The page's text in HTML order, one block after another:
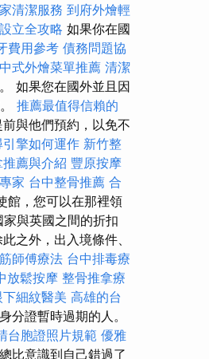
清潔服務 到府外燴輕
立全攻略 如果你在國
費用參考 債務問題協
式外燴菜單推薦 清潔
如果您在國外並且因
推薦最值得信賴的
與他們預約，以免不
引擎如何運作 新竹整
薦與介紹 豐原按摩
家 台中整骨推薦 合
館，您可以在那裡領
與英國之間的折扣
之外，出入境條件、
筋師傅療法 台中排毒療
放鬆按摩 整骨推拿療
細紋醫美 高雄的台
分證暫時過期的人。
台胞證照片規範 優雅
比意識到自己錯過了